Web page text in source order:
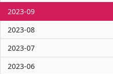
2023-09
2023-08
2023-07
2023-06